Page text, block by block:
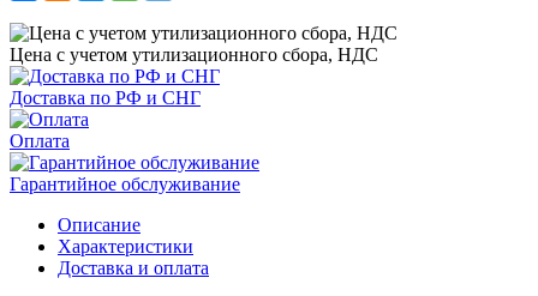
Цена с учетом утилизационного сбора, НДС
Доставка по РФ и СНГ
Оплата
Гарантийное обслуживание
Описание
Характеристики
Доставка и оплата